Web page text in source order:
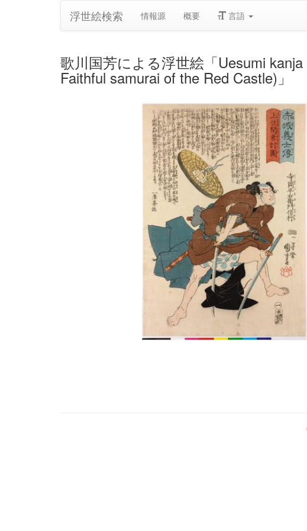
浮世絵検索 情報源 概要 言語
歌川国芳による浮世絵「Uesumi
Faithful samurai of the Red Castle)」